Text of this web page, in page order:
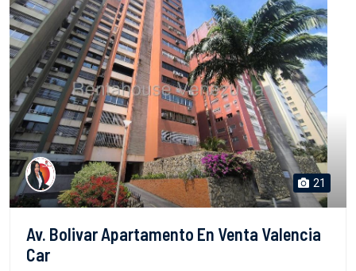
21
Av. Bolivar Apartamento En Venta Valencia
Car